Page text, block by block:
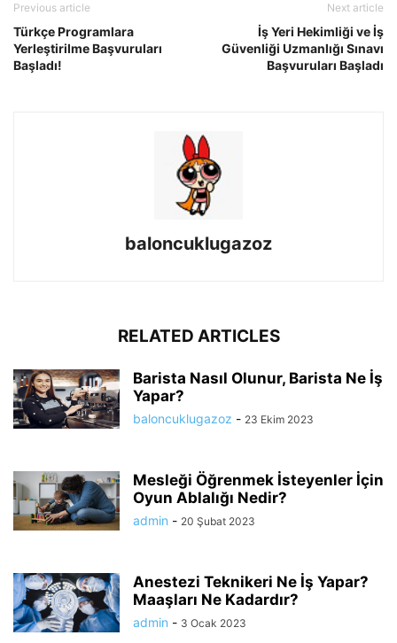
Previous article
Türkçe Programlara
Yerleştirilme Başvuruları
Başladı!
Next article
İş Yeri Hekimliği ve İş
Güvenliği Uzmanlığı Sınavı
Başvuruları Başladı
baloncuklugazoz
RELATED ARTICLES
Barista Nasıl Olunur, Barista Ne İş
Yapar?
baloncuklugazoz - 23 Ekim 2023
Mesleği Öğrenmek İsteyenler İçin
Oyun Ablalığı Nedir?
admin - 20 Şubat 2023
Anestezi Teknikeri Ne İş Yapar?
Maaşları Ne Kadardır?
admin - 3 Ocak 2023